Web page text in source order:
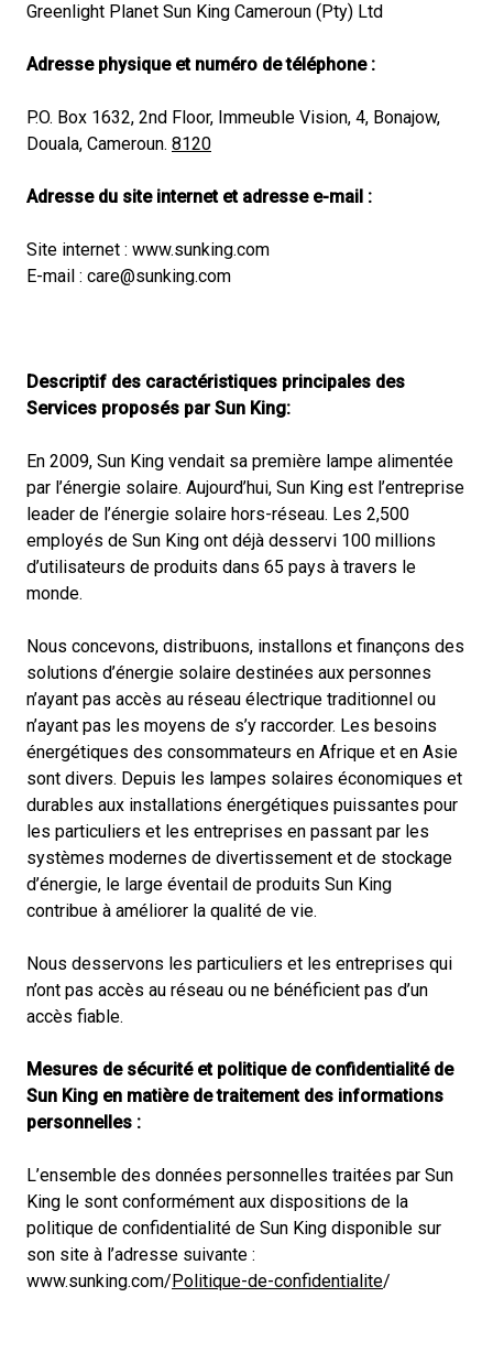
Greenlight Planet Sun King Cameroun (Pty) Ltd
Adresse physique et numéro de téléphone :
P.O. Box 1632, 2nd Floor, Immeuble Vision, 4, Bonajow,
Douala, Cameroun. 8120
Adresse du site internet et adresse e-mail :
Site internet : www.sunking.com
E-mail : care@sunking.com
Descriptif des caractéristiques principales des
Services proposés par Sun King:
En 2009, Sun King vendait sa première lampe alimentée
par l’énergie solaire. Aujourd’hui, Sun King est l’entreprise
leader de l’énergie solaire hors-réseau. Les 2,500
employés de Sun King ont déjà desservi 100 millions
d’utilisateurs de produits dans 65 pays à travers le
monde.
Nous concevons, distribuons, installons et finançons des
solutions d’énergie solaire destinées aux personnes
n’ayant pas accès au réseau électrique traditionnel ou
n’ayant pas les moyens de s’y raccorder. Les besoins
énergétiques des consommateurs en Afrique et en Asie
sont divers. Depuis les lampes solaires économiques et
durables aux installations énergétiques puissantes pour
les particuliers et les entreprises en passant par les
systèmes modernes de divertissement et de stockage
d’énergie, le large éventail de produits Sun King
contribue à améliorer la qualité de vie.
Nous desservons les particuliers et les entreprises qui
n’ont pas accès au réseau ou ne bénéficient pas d’un
accès fiable.
Mesures de sécurité et politique de confidentialité de
Sun King en matière de traitement des informations
personnelles :
L’ensemble des données personnelles traitées par Sun
King le sont conformément aux dispositions de la
politique de confidentialité de Sun King disponible sur
son site à l’adresse suivante :
www.sunking.com/Politique-de-confidentialite/